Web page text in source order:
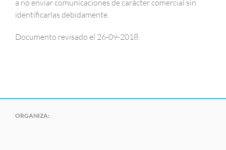
a no enviar comunicaciones de carácter comercial sin
identificarlas debidamente.
Documento revisado el 26-09-2018.
ORGANIZA: